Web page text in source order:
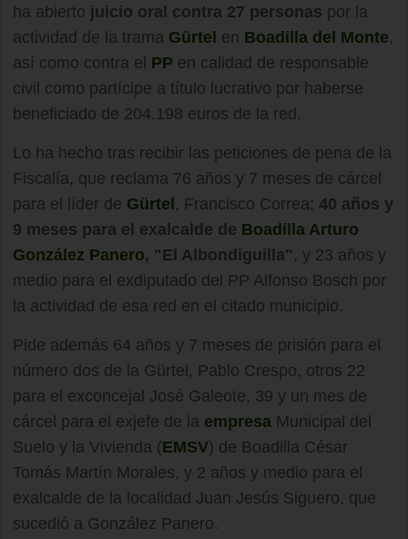
ha abierto juicio oral contra 27 personas por la
actividad de la trama Gürtel en Boadilla del Monte,
así como contra el PP en calidad de responsable
civil como partícipe a título lucrativo por haberse
beneficiado de 204.198 euros de la red.
Lo ha hecho tras recibir las peticiones de pena de la
Fiscalía, que reclama 76 años y 7 meses de cárcel
para el líder de Gürtel, Francisco Correa; 40 años y
9 meses para el exalcalde de Boadilla Arturo
González Panero, "El Albondiguilla" , y 23 años y
medio para el exdiputado del PP Alfonso Bosch por
la actividad de esa red en el citado municipio.
Pide además 64 años y 7 meses de prisión para el
número dos de la Gürtel, Pablo Crespo, otros 22
para el exconcejal José Galeote, 39 y un mes de
cárcel para el exjefe de la empresa Municipal del
Suelo y la Vivienda (EMSV) de Boadilla César
Tomás Martín Morales, y 2 años y medio para el
exalcalde de la localidad Juan Jesús Siguero, que
sucedió a González Panero.